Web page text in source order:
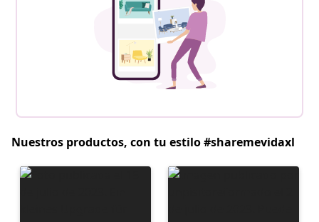
Nuestros productos, con tu estilo #sharemevidaxl